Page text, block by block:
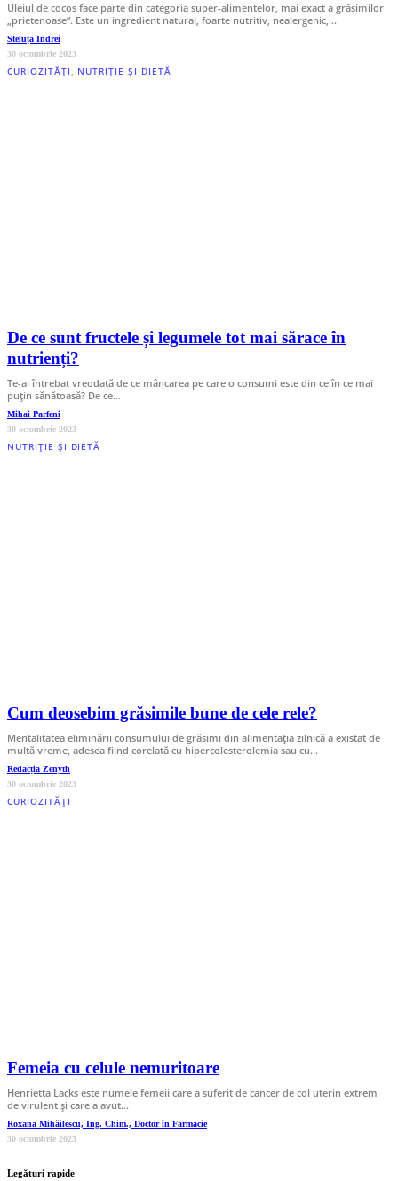
Uleiul de cocos face parte din categoria super-alimentelor, mai exact a grăsimilor
„prietenoase”. Este un ingredient natural, foarte nutritiv, nealergenic,…
Steluța Indrei
30 octombrie 2023
CURIOZITĂȚI, NUTRIȚIE ȘI DIETĂ
De ce sunt fructele și legumele tot mai sărace în
nutrienți?
Te-ai întrebat vreodată de ce mâncarea pe care o consumi este din ce în ce mai
puțin sănătoasă? De ce…
Mihai Parfeni
30 octombrie 2023
NUTRIȚIE ȘI DIETĂ
Cum deosebim grăsimile bune de cele rele?
Mentalitatea eliminării consumului de grăsimi din alimentaţia zilnică a existat de
multă vreme, adesea fiind corelată cu hipercolesterolemia sau cu…
Redacția Zenyth
30 octombrie 2023
CURIOZITĂȚI
Femeia cu celule nemuritoare
Henrietta Lacks este numele femeii care a suferit de cancer de col uterin extrem
de virulent și care a avut…
Roxana Mihăilescu, Ing. Chim., Doctor în Farmacie
30 octombrie 2023
Legături rapide